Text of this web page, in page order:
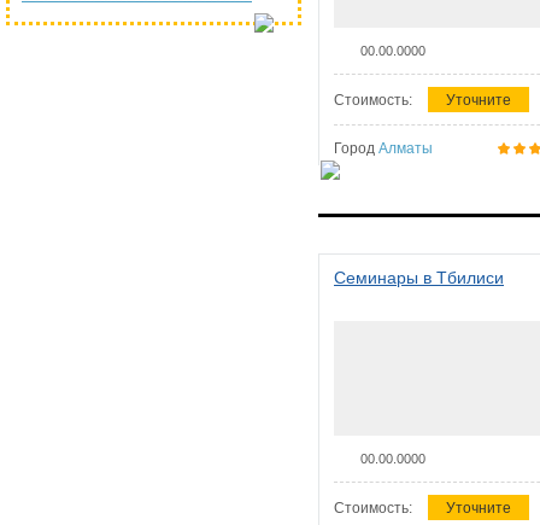
00.00.0000
Стоимость: Уточните
Город Алматы
Семинары в Тбилиси
00.00.0000
Стоимость: Уточните